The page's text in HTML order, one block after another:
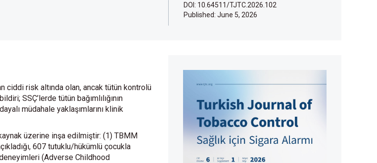
DOI: 10.64511/TJTC.2026.102
Published: June 5, 2026
ciddi risk altında olan, ancak tütün kontrolü
SSÇ’lerde tütün bağımlılığının
müdahale yaklaşımlarını klinik
üzerine inşa edilmiştir: (1) TBMM
607 tutuklu/hükümlü çocukla
(Adverse Childhood